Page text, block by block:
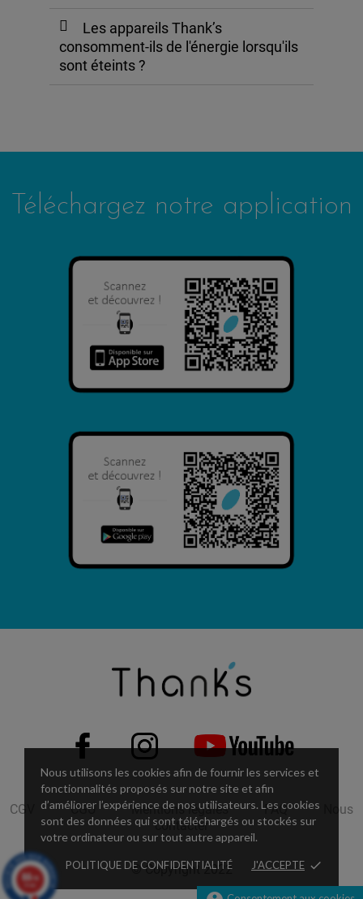
Nous utilisons les cookies afin de fournir les services et
fonctionnalités proposés sur notre site et afin
d’améliorer l’expérience de nos utilisateurs. Les cookies
sont des données qui sont téléchargés ou stockés sur
votre ordinateur ou sur tout autre appareil.
POLITIQUE DE CONFIDENTIALITÉ J'ACCEPTE done
Les appareils Thank’s
consomment-ils de l'énergie lorsqu'ils
sont éteints ?
Téléchargez notre application
CGV CGU Mentions légales FAQ
Nous
contacter
© Copyright 2022
8.6